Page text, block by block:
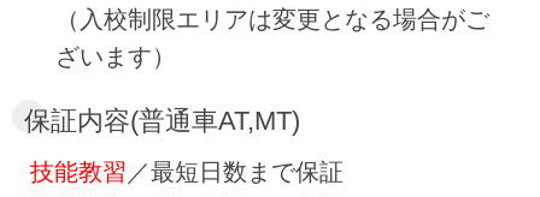
（入校制限エリアは変更となる場合がご
ざいます）
保証内容(普通車AT,MT)
技能教習 ／最短日数まで保証